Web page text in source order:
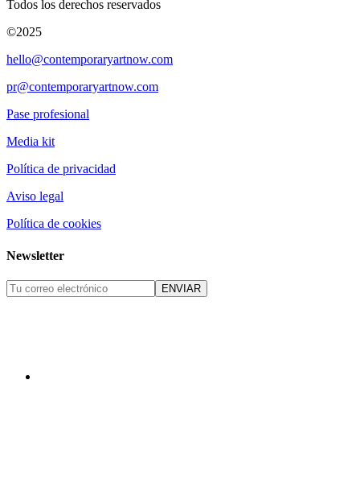
Todos los derechos reservados
©2025
hello@contemporaryartnow.com
pr@contemporaryartnow.com
Pase profesional
Media kit
Política de privacidad
Aviso legal
Política de cookies
Newsletter
ENVIAR